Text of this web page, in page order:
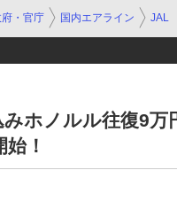
・官庁 国内エアライン JAL
ホノルル往復9万
！